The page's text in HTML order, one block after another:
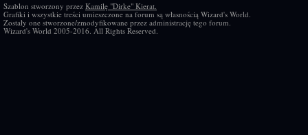
Szablon stworzony przez Kamilę "Dirke" Kierat.
Grafiki i wszystkie treści umieszczone na forum są własnością Wizard's World.
Zostały one stworzone/zmodyfikowane przez administrację tego forum.
Wizard's World 2005-2016. All Rights Reserved.